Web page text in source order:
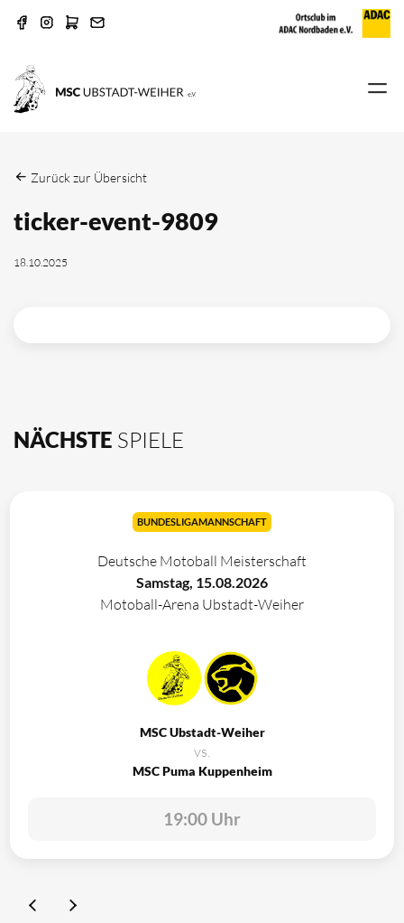
Zurück zur Übersicht
ticker-event-9809
18.10.2025
NÄCHSTE SPIELE
BUNDESLIGAMANNSCHAFT
Deutsche Motoball Meisterschaft
Samstag, 15.08.2026
Motoball-Arena Ubstadt-Weiher
MSC Ubstadt-Weiher
vs.
MSC Puma Kuppenheim
19:00 Uhr